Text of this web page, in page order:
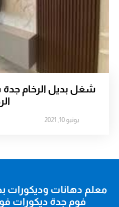
يونيو 10, 2021
فوم جدة ديكورات